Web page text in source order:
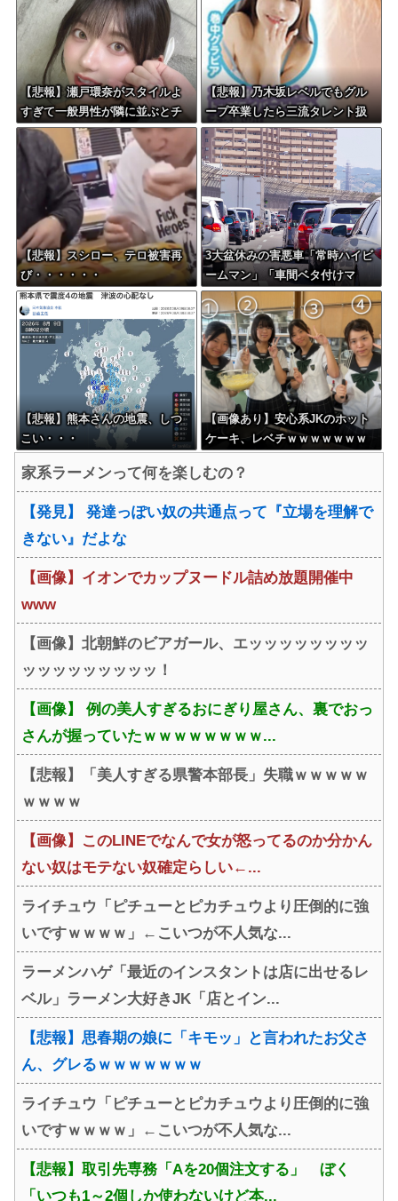
【悲報】瀬戸環奈がスタイルよ
すぎて一般男性が隣に並ぶとチ
ンチクリンに見えてしまう
【悲報】乃木坂レベルでもグル
ープ卒業したら三流タレント扱
いになる模様・・・
【悲報】スシロー、テロ被害再
び・・・・・・
3大盆休みの害悪車「常時ハイビ
ームマン」「車間ベタ付けマ
ン」「法定速度絶対遵守マン」
【悲報】熊本さんの地震、しつ
こい・・・
【画像あり】安心系JKのホット
ケーキ、レベチｗｗｗｗｗｗｗ
ｗｗｗ
家系ラーメンって何を楽しむの？
【発見】 発達っぽい奴の共通点って『立場を理解で
きない』だよな
【画像】イオンでカップヌードル詰め放題開催中
www
【画像】北朝鮮のビアガール、エッッッッッッッッ
ッッッッッッッッッ！
【画像】 例の美人すぎるおにぎり屋さん、裏でおっ
さんが握っていたｗｗｗｗｗｗｗｗ...
【悲報】「美人すぎる県警本部長」失職ｗｗｗｗｗ
ｗｗｗｗ
【画像】このLINEでなんで女が怒ってるのか分かん
ない奴はモテない奴確定らしい←...
ライチュウ「ピチューとピカチュウより圧倒的に強
いですｗｗｗｗ」←こいつが不人気な...
ラーメンハゲ「最近のインスタントは店に出せるレ
ベル」ラーメン大好きJK「店とイン...
【悲報】思春期の娘に「キモッ」と言われたお父さ
ん、グレるｗｗｗｗｗｗｗ
ライチュウ「ピチューとピカチュウより圧倒的に強
いですｗｗｗｗ」←こいつが不人気な...
【悲報】取引先専務「Aを20個注文する」 ぼく
「いつも1～2個しか使わないけど本...